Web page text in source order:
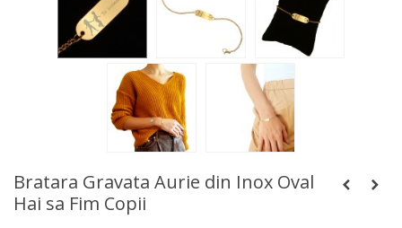
Bratara Gravata Aurie din Inox Oval
Hai sa Fim Copii